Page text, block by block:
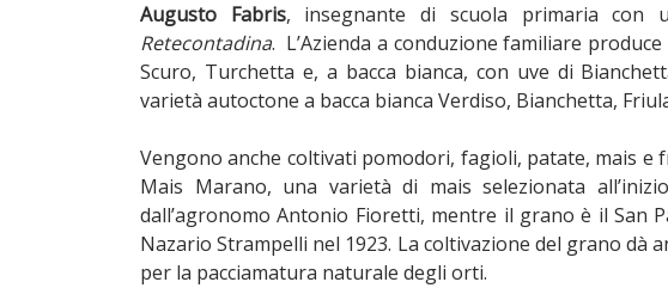
Augusto Fabris, insegnante di scuola primaria
Retecontadina. L’Azienda a conduzione familiare
Scuro, Turchetta e, a bacca bianca, con uve di
varietà autoctone a bacca bianca Verdiso, Bianchetta,
Vengono anche coltivati pomodori, fagioli, patate, mais e
Mais Marano, una varietà di mais selezionata
dall’agronomo Antonio Fioretti, mentre il grano è il San
Nazario Strampelli nel 1923. La coltivazione del grano dà
per la pacciamatura naturale degli orti.